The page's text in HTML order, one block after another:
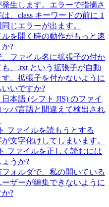
生します。エラーで指摘さ
、class キーワードの前に 1
じエラーが出ます。
を開く時の動作がもっと速
?
ファイル名に拡張子の付か
、.txt という拡張子が自動
。拡張子を付かないように
いですか?
本語 (シフト JIS) のファイ
パ言語と間違えて検出され
ファイルを読もうとする
文字化けしてしまいます。
ファイルを正しく読むには
うか?
ォルダで、私の開いている
ザーが編集できないように
?